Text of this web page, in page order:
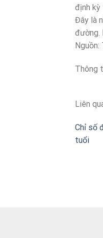
định kỳ
Đây là
đường.
Nguồn:
Thông
Liên
Chỉ số
tuổi